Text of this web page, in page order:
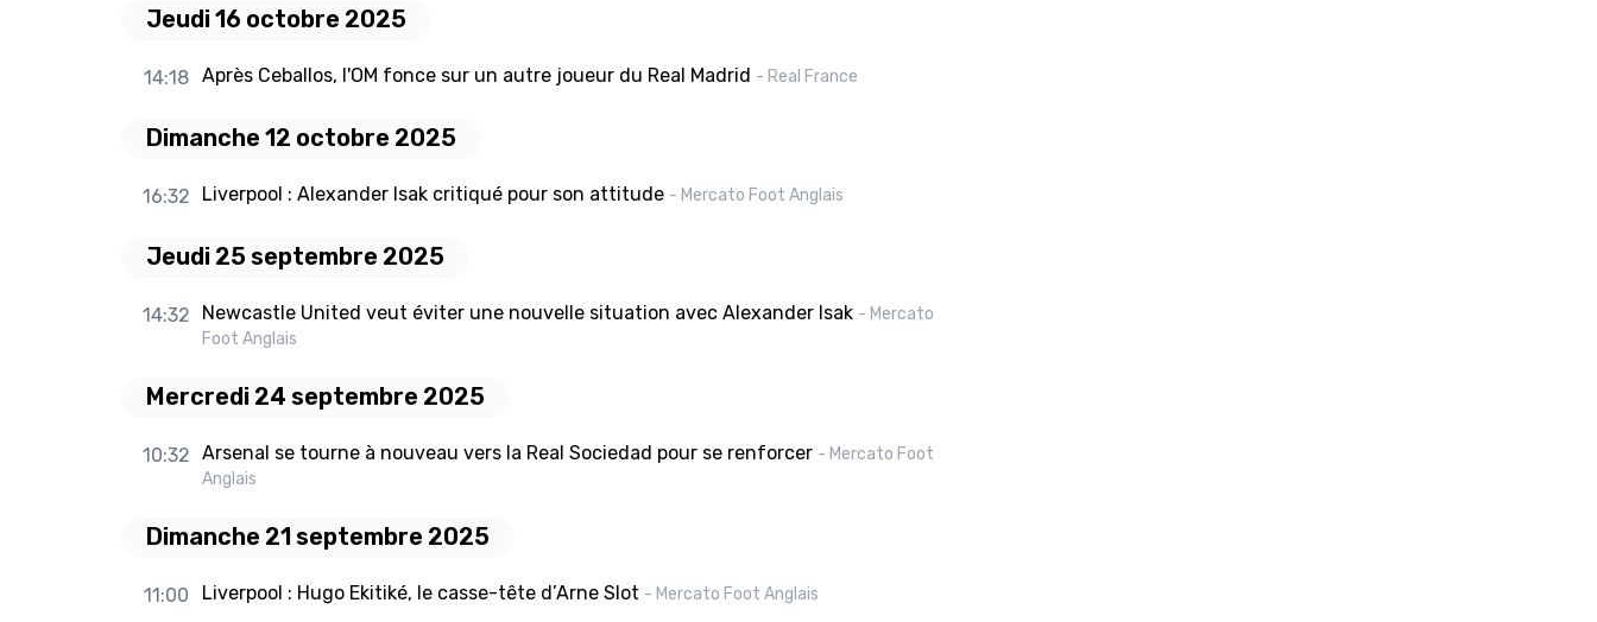
Jeudi 16 octobre 2025
14:18 Après Ceballos, l'OM fonce sur un autre joueur du Real Madrid - Real France
Dimanche 12 octobre 2025
16:32 Liverpool : Alexander Isak critiqué pour son attitude - Mercato Foot Anglais
Jeudi 25 septembre 2025
14:32 Newcastle United veut éviter une nouvelle situation avec Alexander Isak - Mercato
Foot Anglais
Mercredi 24 septembre 2025
10:32 Arsenal se tourne à nouveau vers la Real Sociedad pour se renforcer - Mercato Foot
Anglais
Dimanche 21 septembre 2025
11:00 Liverpool : Hugo Ekitiké, le casse-tête d’Arne Slot - Mercato Foot Anglais